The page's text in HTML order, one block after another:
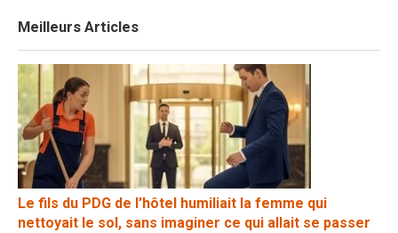
Meilleurs Articles
Le fils du PDG de l’hôtel humiliait la femme qui
nettoyait le sol, sans imaginer ce qui allait se passer